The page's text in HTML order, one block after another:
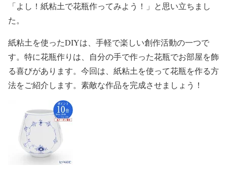
「よし！紙粘土で花瓶作ってみよう！」と思い立ちまし
た。
紙粘土を使ったDIYは、手軽で楽しい創作活動の一つで
す。特に花瓶作りは、自分の手で作った花瓶でお部屋を飾
る喜びがあります。今回は、紙粘土を使って花瓶を作る方
法をご紹介します。素敵な作品を完成させましょう！